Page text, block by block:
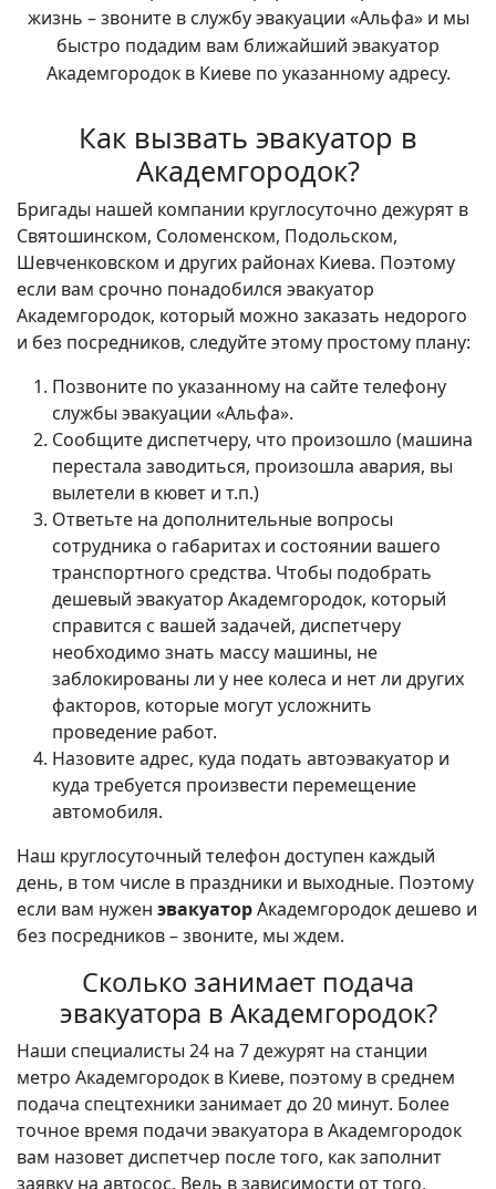
жизнь – звоните в службу эвакуации «Альфа» и мы
быстро подадим вам ближайший эвакуатор
Академгородок в Киеве по указанному адресу.
Как вызвать эвакуатор в
Академгородок?
Бригады нашей компании круглосуточно дежурят в
Святошинском, Соломенском, Подольском,
Шевченковском и других районах Киева. Поэтому
если вам срочно понадобился эвакуатор
Академгородок, который можно заказать недорого
и без посредников, следуйте этому простому плану:
Позвоните по указанному на сайте телефону
службы эвакуации «Альфа».
Сообщите диспетчеру, что произошло (машина
перестала заводиться, произошла авария, вы
вылетели в кювет и т.п.)
Ответьте на дополнительные вопросы
сотрудника о габаритах и состоянии вашего
транспортного средства. Чтобы подобрать
дешевый эвакуатор Академгородок, который
справится с вашей задачей, диспетчеру
необходимо знать массу машины, не
заблокированы ли у нее колеса и нет ли других
факторов, которые могут усложнить
проведение работ.
Назовите адрес, куда подать автоэвакуатор и
куда требуется произвести перемещение
автомобиля.
Наш круглосуточный телефон доступен каждый
день, в том числе в праздники и выходные. Поэтому
если вам нужен эвакуаторАкадемгородок дешево и
без посредников – звоните, мы ждем.
Сколько занимает подача
эвакуатора в Академгородок?
Наши специалисты 24 на 7 дежурят на станции
метро Академгородок в Киеве, поэтому в среднем
подача спецтехники занимает до 20 минут. Более
точное время подачи эвакуатора в Академгородок
вам назовет диспетчер после того, как заполнит
заявку на автосос. Ведь в зависимости от того,